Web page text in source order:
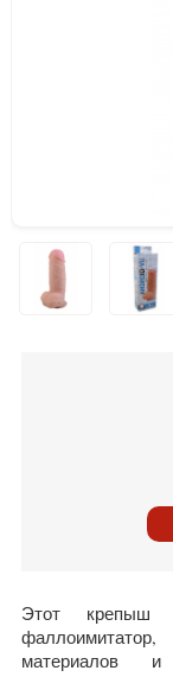
Этот крепыш
фаллоимитатор,
материалов и